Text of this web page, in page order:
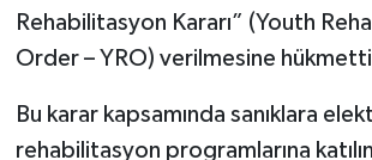
Rehabilitasyon Kararı” (Youth
Order – YRO) verilmesine
Bu karar kapsamında sanıklara
rehabilitasyon programlarına